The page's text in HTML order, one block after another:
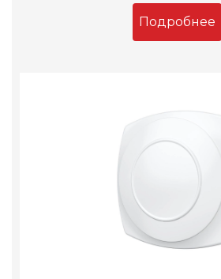
Подробнее